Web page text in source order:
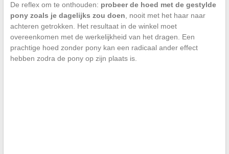
De reflex om te onthouden: probeer de hoed met de gestylde
pony zoals je dagelijks zou doen, nooit met het haar naar
achteren getrokken. Het resultaat in de winkel moet
overeenkomen met de werkelijkheid van het dragen. Een
prachtige hoed zonder pony kan een radicaal ander effect
hebben zodra de pony op zijn plaats is.